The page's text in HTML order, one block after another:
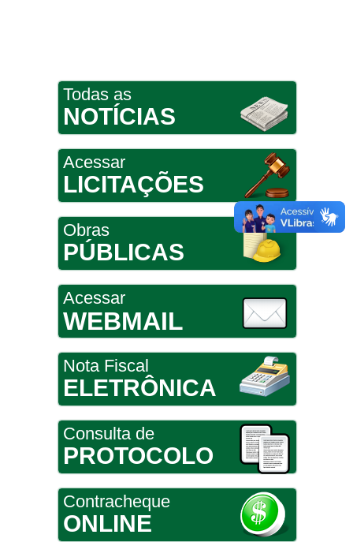
Todas as
NOTÍCIAS
Acessar
LICITAÇÕES
Obras
PÚBLICAS
Acessar
WEBMAIL
Nota Fiscal
ELETRÔNICA
Consulta de
PROTOCOLO
Contracheque
ONLINE